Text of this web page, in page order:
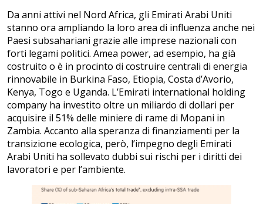
Da anni attivi nel Nord Africa, gli Emirati Arabi Uniti
stanno ora ampliando la loro area di influenza anche nei
Paesi subsahariani grazie alle imprese nazionali con
forti legami politici. Amea power, ad esempio, ha già
costruito o è in procinto di costruire centrali di energia
rinnovabile in Burkina Faso, Etiopia, Costa d’Avorio,
Kenya, Togo e Uganda. L’Emirati international holding
company ha investito oltre un miliardo di dollari per
acquisire il 51% delle miniere di rame di Mopani in
Zambia. Accanto alla speranza di finanziamenti per la
transizione ecologica, però, l’impegno degli Emirati
Arabi Uniti ha sollevato dubbi sui rischi per i diritti dei
lavoratori e per l’ambiente.